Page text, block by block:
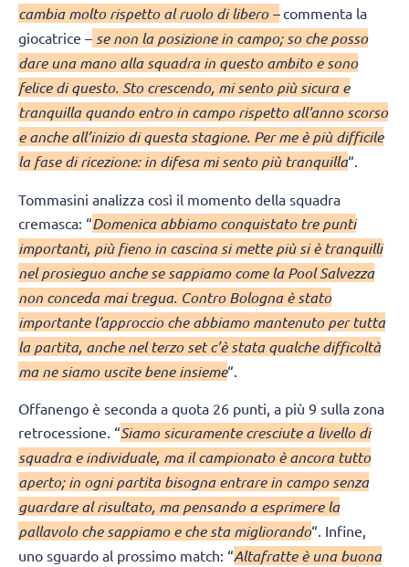
cambia molto rispetto al ruolo di libero –commenta la
giocatrice – se non la posizione in campo; so che posso
dare una mano alla squadra in questo ambito e sono
felice di questo. Sto crescendo, mi sento più sicura e
tranquilla quando entro in campo rispetto all’anno scorso
e anche all’inizio di questa stagione. Per me è più difficile
la fase di ricezione: in difesa mi sento più tranquilla“.
Tommasini analizza così il momento della squadra
cremasca: “Domenica abbiamo conquistato tre punti
importanti, più fieno in cascina si mette più si è tranquilli
nel prosieguo anche se sappiamo come la Pool Salvezza
non conceda mai tregua. Contro Bologna è stato
importante l’approccio che abbiamo mantenuto per tutta
la partita, anche nel terzo set c’è stata qualche difficoltà
ma ne siamo uscite bene insieme“.
Offanengo è seconda a quota 26 punti, a più 9 sulla zona
retrocessione. “Siamo sicuramente cresciute a livello di
squadra e individuale, ma il campionato è ancora tutto
aperto; in ogni partita bisogna entrare in campo senza
guardare al risultato, ma pensando a esprimere la
pallavolo che sappiamo e che sta migliorando“. Infine,
uno sguardo al prossimo match: “Altafratte è una buona